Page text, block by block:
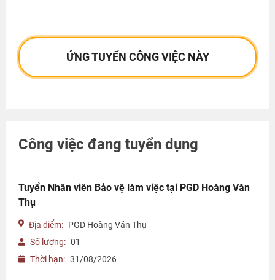
ỨNG TUYỂN CÔNG VIỆC NÀY
Công việc đang tuyển dụng
Tuyển Nhân viên Bảo vệ làm việc tại PGD Hoàng Văn
Thụ
Địa điểm: PGD Hoàng Văn Thụ
Số lượng: 01
Thời hạn: 31/08/2026